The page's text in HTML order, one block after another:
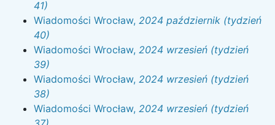
41)
Wiadomości Wrocław, 2024 październik (tydzień
40)
Wiadomości Wrocław, 2024 wrzesień (tydzień
39)
Wiadomości Wrocław, 2024 wrzesień (tydzień
38)
Wiadomości Wrocław, 2024 wrzesień (tydzień